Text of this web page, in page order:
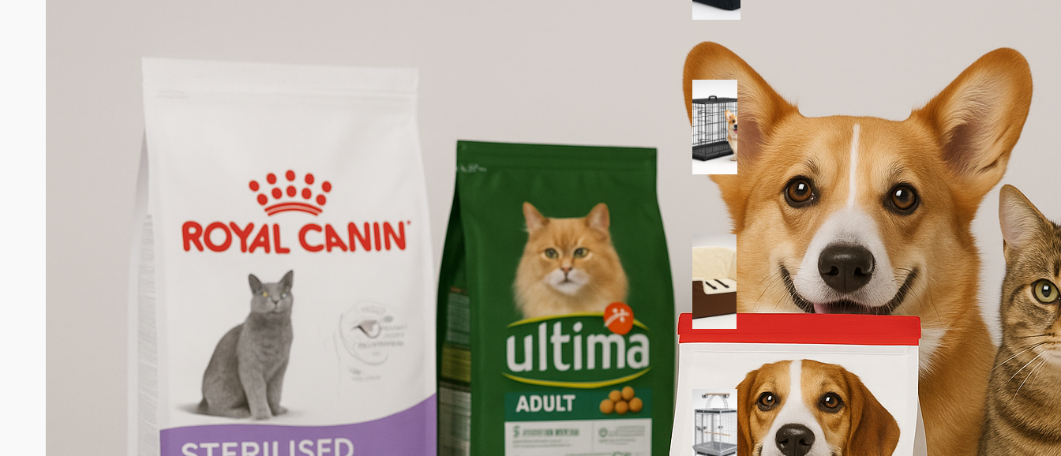
Yaheetech gabbia pieghevole
in metallo per cani: kennel
robusto e regolabile a prezzo
ribassato
Seggiolino auto avvolgente
Amazon Basics per cani e
gatti: più comfort e sicurezza
nei viaggi brevi
PawHut voliera per
pappagallini con ruote: gabbia
capiente e facile da pulire in
offerta su Amazon